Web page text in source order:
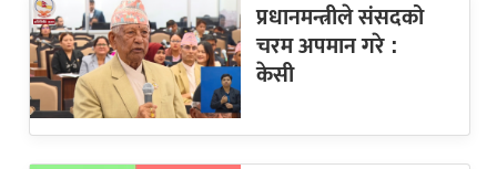
प्रधानमन्त्रीले संसदको
चरम अपमान गरे :
केसी